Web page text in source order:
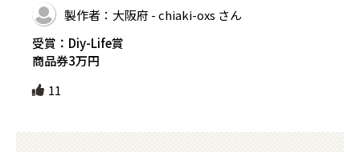
製作者：大阪府 - chiaki-oxs さん
受賞：Diy-Life賞
商品券3万円
11